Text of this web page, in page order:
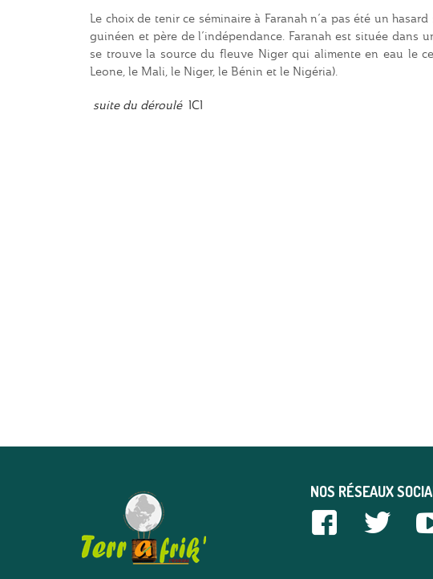
Le choix de tenir ce séminaire à Faranah n’a pas été un
guinéen et père de l’indépendance. Faranah est située
se trouve la source du fleuve Niger qui alimente en eau le
Leone, le Mali, le Niger, le Bénin et le
suite du déroulé ICI
NOS RÉSEAUX